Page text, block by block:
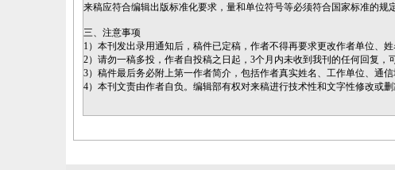
来稿应符合编辑出版标准化要求，量和单位符号等必须符合国家标准的
三、注意事项
1）本刊发出录用通知后，稿件已定稿，作者不得再要求更改作者单位、姓
2）请勿一稿多投，作者自投稿之日起，3个月内未收到我刊的任何回复，
3）稿件最后务必附上第一作者简介，包括作者真实姓名、工作单位、通
4）本刊文责由作者自负。编辑部有权对来稿进行技术性和文字性修改或